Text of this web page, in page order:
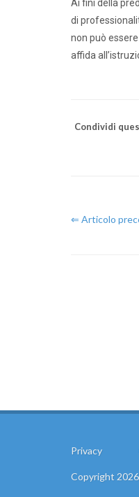
Ai fini della
di
non può
affida
Condividi
⇐ Articolo
Privacy
Copyright